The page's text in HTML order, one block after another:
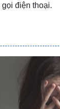
điện thoại.